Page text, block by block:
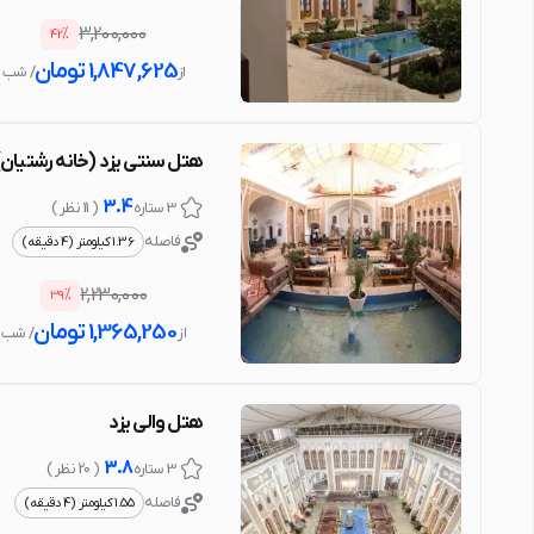
3,200,000
%
42
از1,847,625تومان/ شب
هتل سنتی یزد (خانه
3 ستاره 3.4 ( 11 نظر )
فاصله
1.36 کیلومتر (4 دقیقه)
2,230,000
%
39
از1,365,250تومان/ شب
هتل والی یزد
3 ستاره 3.8 ( 20 نظر )
فاصله
1.55 کیلومتر (4 دقیقه)